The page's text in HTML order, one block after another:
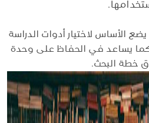
الأساس لاختيار أدوات الدراسة
كما يساعد في الحفاظ على وحدة
خطة البحث.